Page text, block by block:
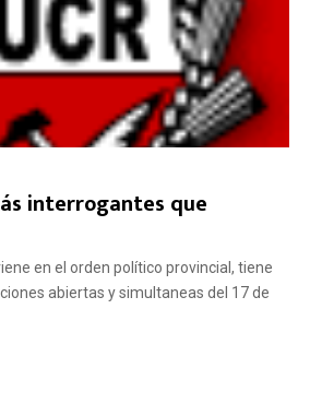
interrogantes que
en el orden político provincial, tiene
abiertas y simultaneas del 17 de